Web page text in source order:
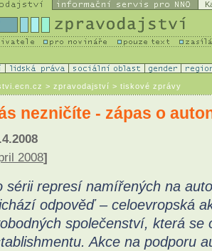
> zpravodajství > tiskové zprávy
nezničíte - zápas o
2008]
sérii represí namířených na
odpověď – celoevropská
společenství, která
Akce na podporu